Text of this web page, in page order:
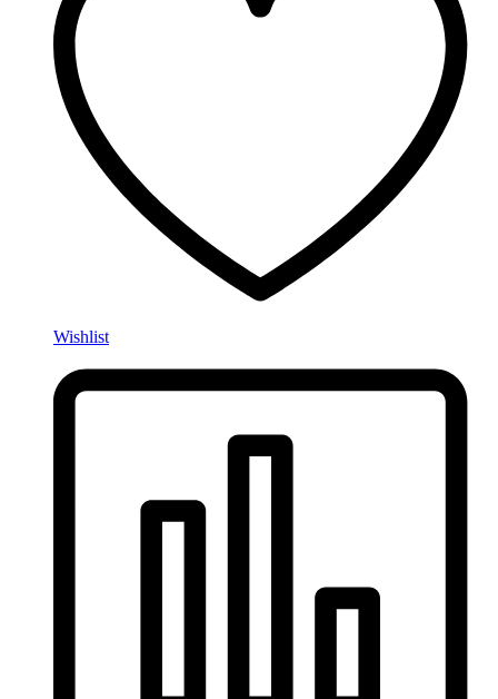
Wishlist